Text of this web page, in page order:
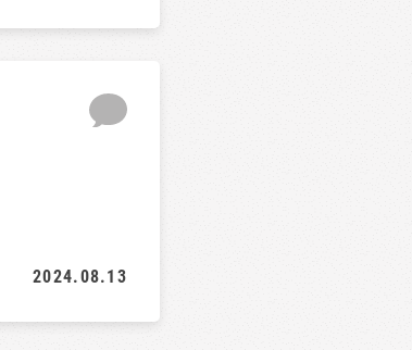
2024.08.13